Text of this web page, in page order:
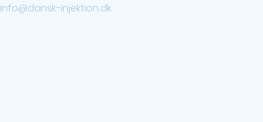
info@dansk-injektion.dk